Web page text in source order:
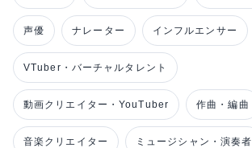
声優 ナレーター インフルエンサー
VTuber・バーチャルタレント
動画クリエイター・YouTuber 作曲・編曲
音楽クリエイター ミュージシャン・演奏者